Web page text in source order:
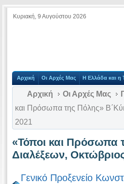
Κυριακή, 9 Αυγούστου 2026
Αρχική Οι Αρχές Μας Η Ελλάδα και η
Αρχική Οι Αρχές Μας
και Πρόσωπα της Πόλης»
2021
«Τόποι και Πρόσωπα
Διαλέξεων,
Γενικό Προξενείο